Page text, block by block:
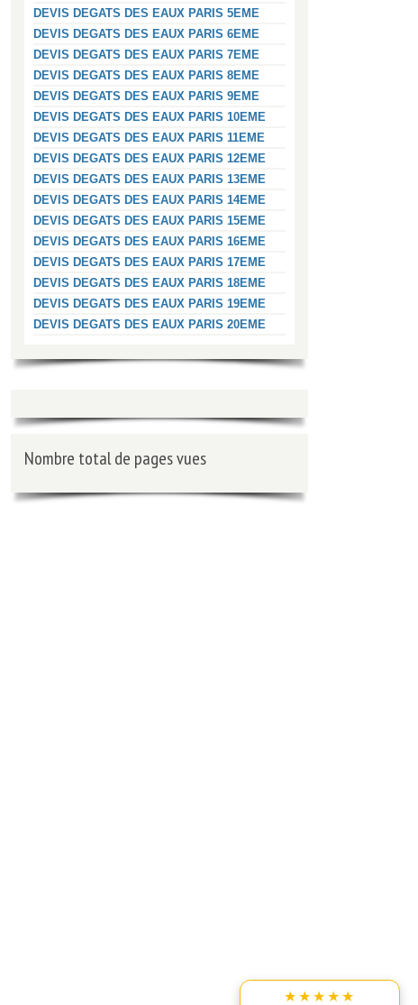
★★★★★
DEVIS DEGATS DES EAUX PARIS 5EME
DEVIS DEGATS DES EAUX PARIS 6EME
DEVIS DEGATS DES EAUX PARIS 7EME
DEVIS DEGATS DES EAUX PARIS 8EME
DEVIS DEGATS DES EAUX PARIS 9EME
DEVIS DEGATS DES EAUX PARIS 10EME
DEVIS DEGATS DES EAUX PARIS 11EME
DEVIS DEGATS DES EAUX PARIS 12EME
DEVIS DEGATS DES EAUX PARIS 13EME
DEVIS DEGATS DES EAUX PARIS 14EME
DEVIS DEGATS DES EAUX PARIS 15EME
DEVIS DEGATS DES EAUX PARIS 16EME
DEVIS DEGATS DES EAUX PARIS 17EME
DEVIS DEGATS DES EAUX PARIS 18EME
DEVIS DEGATS DES EAUX PARIS 19EME
DEVIS DEGATS DES EAUX PARIS 20EME
Nombre total de pages vues